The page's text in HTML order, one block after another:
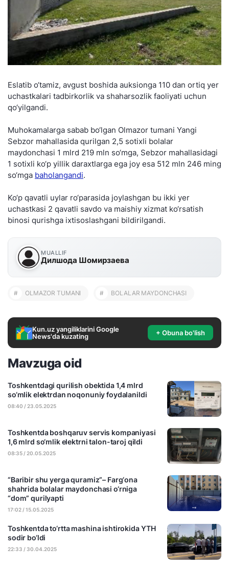
Eslatib o‘tamiz, avgust boshida auksionga 110 dan ortiq yer
uchastkalari tadbirkorlik va shaharsozlik faoliyati uchun
qo‘yilgandi.
Muhokamalarga sabab bo‘lgan Olmazor tumani Yangi
Sebzor mahallasida qurilgan 2,5 sotixli bolalar
maydonchasi 1 mlrd 219 mln so‘mga, Sebzor mahallasidagi
1 sotixli ko‘p yillik daraxtlarga ega joy esa 512 mln 246 ming
so‘mga baholangandi.
Ko‘p qavatli uylar ro‘parasida joylashgan bu ikki yer
uchastkasi 2 qavatli savdo va maishiy xizmat ko‘rsatish
binosi qurishga ixtisoslashgani bildirilgandi.
MUALLIF
Дилшода Шомирзаева
# OLMAZOR TUMANI # BOLALAR MAYDONCHASI
Kun.uz yangiliklarini Google
News'da kuzating
+ Obuna bo'lish
Mavzuga oid
Toshkentdagi qurilish obektida 1,4 mlrd
so‘mlik elektrdan noqonuniy foydalanildi
08:40 / 23.05.2025
Toshkentda boshqaruv servis kompaniyasi
1,6 mlrd so‘mlik elektrni talon-taroj qildi
08:35 / 20.05.2025
“Baribir shu yerga quramiz”– Farg‘ona
shahrida bolalar maydonchasi o‘rniga
“dom” qurilyapti
17:02 / 15.05.2025
Toshkentda to‘rtta mashina ishtirokida YTH
sodir bo‘ldi
22:33 / 30.04.2025